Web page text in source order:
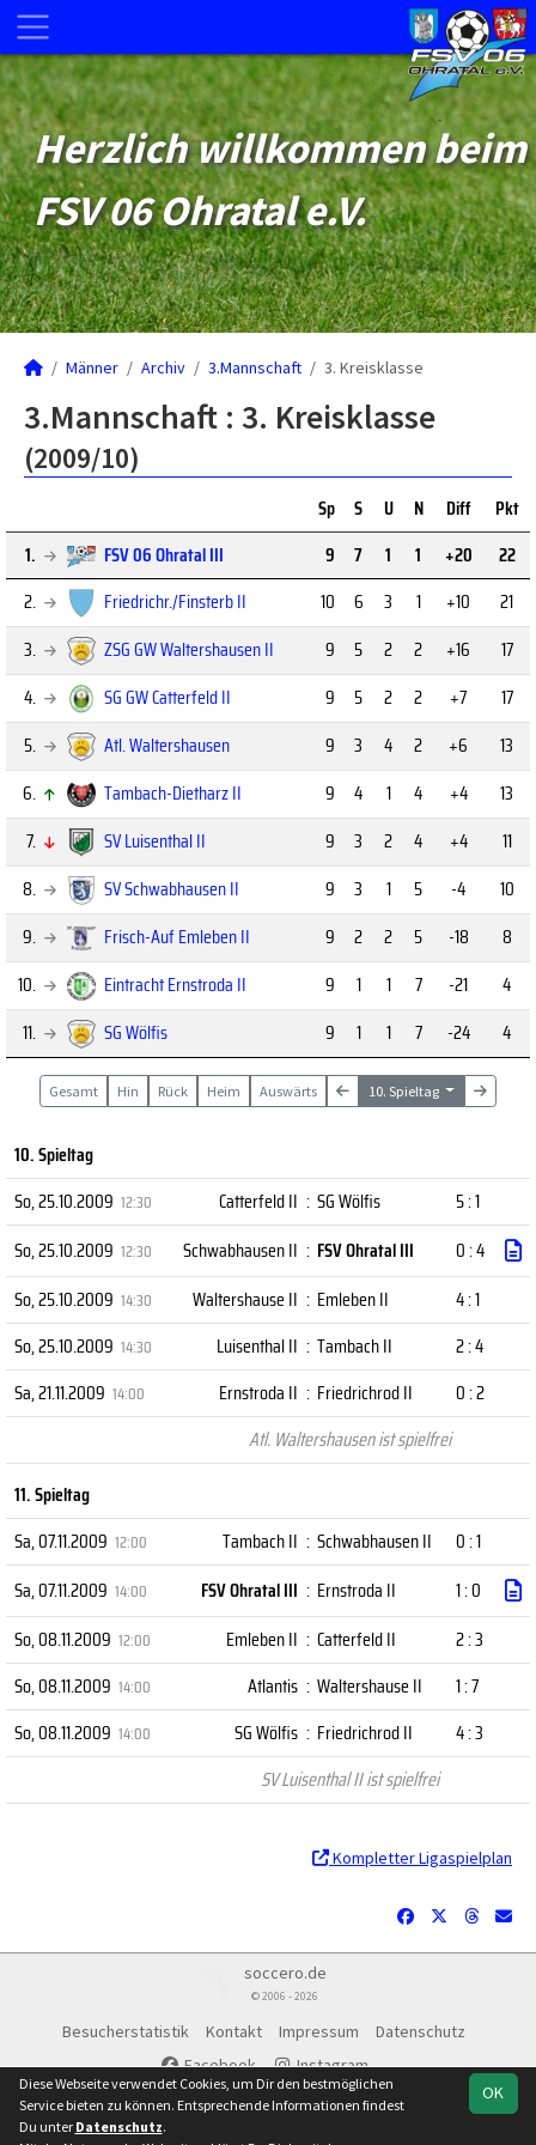
Herzlich willkommen beim
FSV 06 Ohratal e.V.
Männer Archiv 3.Mannschaft 3. Kreisklasse
3.Mannschaft : 3. Kreisklasse
(2009/10)
Sp S U N Diff
Pkt
1.
FSV 06 Ohratal III 9 7 1 1 +20
22
2.
Friedrichr./Finsterb II 10 6 3 1 +10
21
3.
ZSG GW Waltershausen II 9 5 2 2 +16
17
4.
SG GW Catterfeld II 9 5 2 2 +7
17
5.
Atl. Waltershausen 9 3 4 2 +6
13
6.
Tambach-Dietharz II 9 4 1 4 +4
13
7.
SV Luisenthal II 9 3 2 4 +4
11
8.
SV Schwabhausen II 9 3 1 5 -4
10
9.
Frisch-Auf Emleben II 9 2 2 5 -18
8
10.
Eintracht Ernstroda II 9 1 1 7 -21
4
11.
SG Wölfis 9 1 1 7 -24 4
Gesamt Hin Rück Heim Auswärts 10. Spieltag
10. Spieltag
So, 25.10.2009 12:30 Catterfeld II : SG Wölfis
5 : 1
So, 25.10.2009 12:30 Schwabhausen II : FSV Ohratal III
0 : 4
So, 25.10.2009 14:30 Waltershause II : Emleben II
4 : 1
So, 25.10.2009 14:30 Luisenthal II : Tambach II
2 : 4
Sa, 21.11.2009 14:00 Ernstroda II : Friedrichrod II
0 : 2
Atl. Waltershausen ist spielfrei
11. Spieltag
Sa, 07.11.2009 12:00 Tambach II : Schwabhausen II
0 : 1
Sa, 07.11.2009 14:00 FSV Ohratal III : Ernstroda II
1 : 0
So, 08.11.2009 12:00 Emleben II : Catterfeld II
2 : 3
So, 08.11.2009 14:00 Atlantis : Waltershause II
1 : 7
So, 08.11.2009 14:00 SG Wölfis : Friedrichrod II
4 : 3
SV Luisenthal II ist spielfrei
Kompletter Ligaspielplan
soccero.de
© 2006 - 2026
Besucherstatistik Kontakt Impressum
Datenschutz
Facebook
Instagram
OK
Diese Webseite verwendet Cookies, um Dir den bestmöglichen
Service bieten zu können. Entsprechende Informationen findest
Du unter Datenschutz.